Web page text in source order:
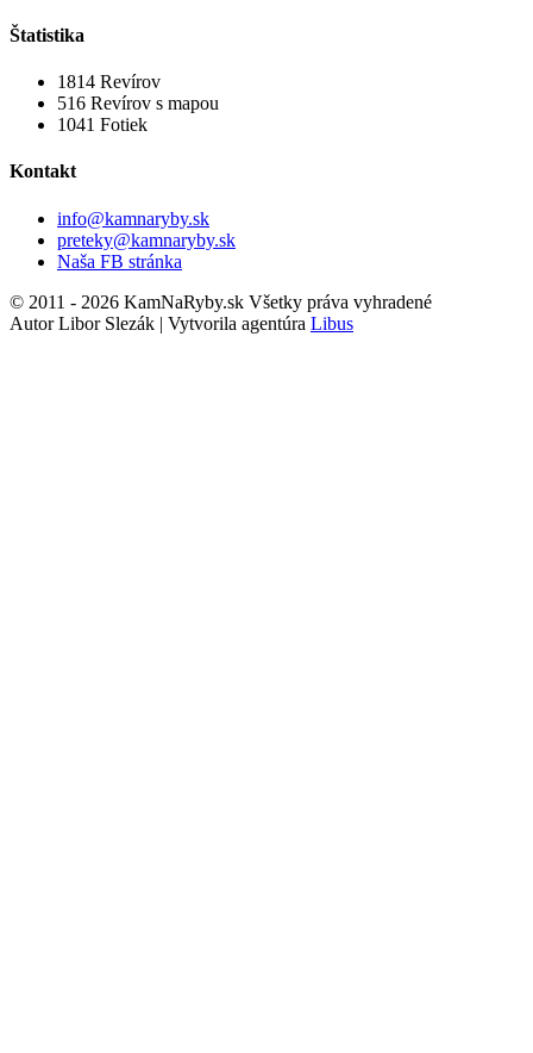
Štatistika
1814 Revírov
516 Revírov s mapou
1041 Fotiek
Kontakt
info@kamnaryby.sk
preteky@kamnaryby.sk
Naša FB stránka
© 2011 - 2026 KamNaRyby.sk Všetky práva vyhradené
Autor Libor Slezák | Vytvorila agentúra Libus